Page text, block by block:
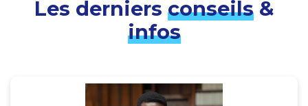
Les derniers conseils&
infos